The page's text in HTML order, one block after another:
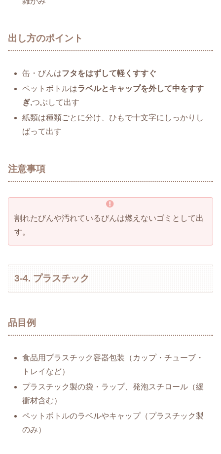
出し方のポイント
缶・びんはフタをはずして軽くすすぐ
ペットボトルはラベルとキャップを外して中をすす
ぎ,つぶして出す
紙類は種類ごとに分け、ひもで十文字にしっかりし
ばって出す
注意事項
割れたびんや汚れているびんは燃えないゴミとして出
す。
3-4. プラスチック
品目例
食品用プラスチック容器包装（カップ・チューブ・
トレイなど）
プラスチック製の袋・ラップ、発泡スチロール（緩
衝材含む）
ペットボトルのラベルやキャップ（プラスチック製
のみ）